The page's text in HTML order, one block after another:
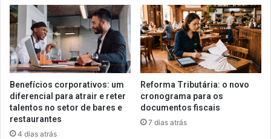
Benefícios corporativos: um
diferencial para atrair e reter
talentos no setor de bares e
restaurantes
4 dias atrás
Reforma Tributária: o novo
cronograma para os
documentos fiscais
7 dias atrás